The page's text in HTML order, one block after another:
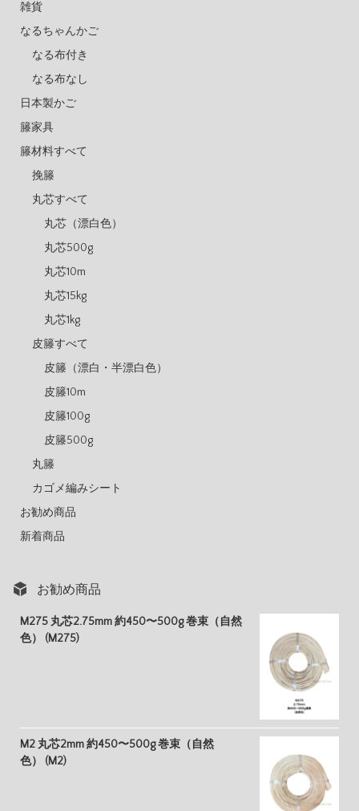
雑貨
なるちゃんかご
なる布付き
なる布なし
日本製かご
籐家具
籐材料すべて
挽籐
丸芯すべて
丸芯（漂白色）
丸芯500g
丸芯10m
丸芯15kg
丸芯1kg
皮籐すべて
皮籐（漂白・半漂白色）
皮籐10m
皮籐100g
皮籐500g
丸籐
カゴメ編みシート
お勧め商品
新着商品
お勧め商品
M275 丸芯2.75mm 約450〜500g 巻束（自然
色） (M275)
M2 丸芯2mm 約450〜500g 巻束（自然
色） (M2)